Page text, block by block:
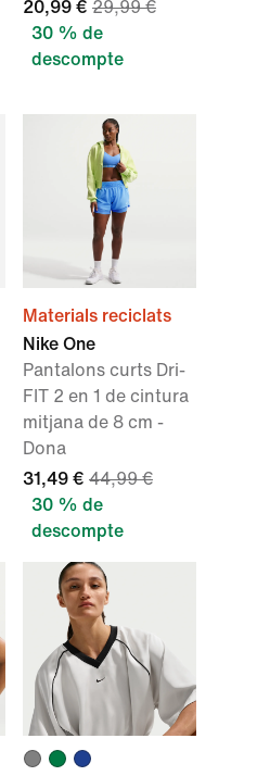
20,99 € 29,99 €
30 % de
descompte
Materials reciclats
Nike One
Pantalons curts Dri-
FIT 2 en 1 de cintura
mitjana de 8 cm -
Dona
31,49 € 44,99 €
30 % de
descompte